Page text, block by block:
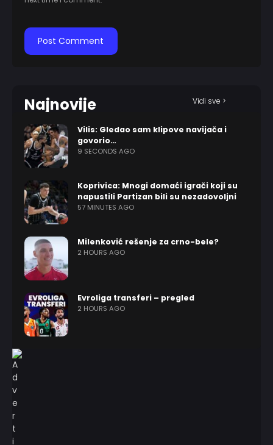
Najnovije Vidi sve >
Vilis: Gledao sam klipove navijača i
govorio…
9 SECONDS AGO
Koprivica: Mnogi domaći igrači koji su
napustili Partizan bili su nezadovoljni
57 MINUTES AGO
Milenković rešenje za crno-bele?
2 HOURS AGO
Evroliga transferi – pregled
2 HOURS AGO